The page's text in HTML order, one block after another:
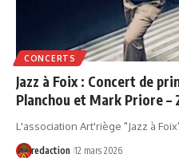
CONCERTS
Jazz à Foix : Concert de
Planchou et Mark Priore –
L'association Art'riège "Jazz à
redaction 12 mars 2026